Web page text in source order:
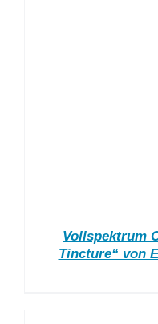
Vollspektrum
Tincture“ von